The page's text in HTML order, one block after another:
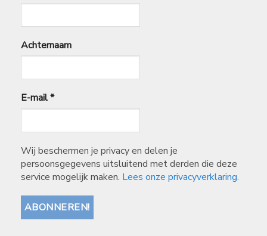
Achternaam
E-mail*
Wij beschermen je privacy en delen je
persoonsgegevens uitsluitend met derden die deze
service mogelijk maken. Lees onze privacyverklaring.